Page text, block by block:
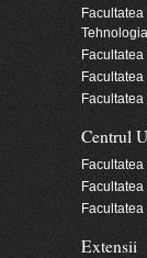
Centrul
Extensii